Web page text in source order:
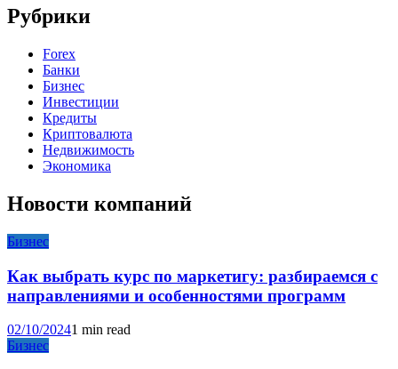
Рубрики
Forex
Банки
Бизнес
Инвестиции
Кредиты
Криптовалюта
Недвижимость
Экономика
Новости компаний
Бизнес
Как выбрать курс по маркетигу: разбираемся с
направлениями и особенностями программ
02/10/20241 min read
Бизнес